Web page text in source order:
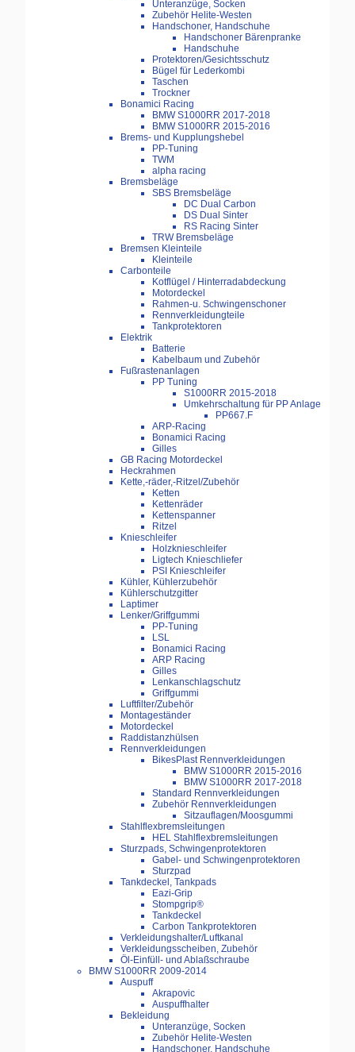
Unteranzüge, Socken
Zubehör Helite-Westen
Handschoner, Handschuhe
Handschoner Bärenpranke
Handschuhe
Protektoren/Gesichtsschutz
Bügel für Lederkombi
Taschen
Trockner
Bonamici Racing
BMW S1000RR 2017-2018
BMW S1000RR 2015-2016
Brems- und Kupplungshebel
PP-Tuning
TWM
alpha racing
Bremsbeläge
SBS Bremsbeläge
DC Dual Carbon
DS Dual Sinter
RS Racing Sinter
TRW Bremsbeläge
Bremsen Kleinteile
Kleinteile
Carbonteile
Kotflügel / Hinterradabdeckung
Motordeckel
Rahmen-u. Schwingenschoner
Rennverkleidungteile
Tankprotektoren
Elektrik
Batterie
Kabelbaum und Zubehör
Fußrastenanlagen
PP Tuning
S1000RR 2015-2018
Umkehrschaltung für PP Anlage
PP667.F
ARP-Racing
Bonamici Racing
Gilles
GB Racing Motordeckel
Heckrahmen
Kette,-räder,-Ritzel/Zubehör
Ketten
Kettenräder
Kettenspanner
Ritzel
Knieschleifer
Holzknieschleifer
Ligtech Knieschliefer
PSI Knieschleifer
Kühler, Kühlerzubehör
Kühlerschutzgitter
Laptimer
Lenker/Griffgummi
PP-Tuning
LSL
Bonamici Racing
ARP Racing
Gilles
Lenkanschlagschutz
Griffgummi
Luftfilter/Zubehör
Montageständer
Motordeckel
Raddistanzhülsen
Rennverkleidungen
BikesPlast Rennverkleidungen
BMW S1000RR 2015-2016
BMW S1000RR 2017-2018
Standard Rennverkleidungen
Zubehör Rennverkleidungen
Sitzauflagen/Moosgummi
Stahlflexbremsleitungen
HEL Stahlflexbremsleitungen
Sturzpads, Schwingenprotektoren
Gabel- und Schwingenprotektoren
Sturzpad
Tankdeckel, Tankpads
Eazi-Grip
Stompgrip®
Tankdeckel
Carbon Tankprotektoren
Verkleidungshalter/Luftkanal
Verkleidungsscheiben, Zubehör
Öl-Einfüll- und Ablaßschraube
BMW S1000RR 2009-2014
Auspuff
Akrapovic
Auspuffhalter
Bekleidung
Unteranzüge, Socken
Zubehör Helite-Westen
Handschoner, Handschuhe